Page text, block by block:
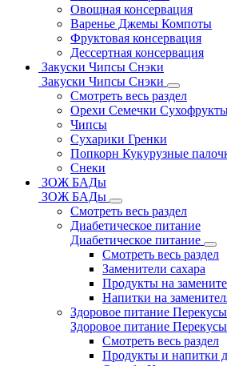
Овощная консервация
Варенье Джемы Компоты
Фруктовая консервация
Дессертная консервация
Закуски Чипсы Снэки
Закуски Чипсы Снэки
Смотреть весь раздел
Орехи Семечки
Чипсы
Сухарики Гренки
Попкорн Кукурузные
Снеки
ЗОЖ БАДы
ЗОЖ БАДы
Смотреть весь раздел
Диабетическое питание
Диабетическое питание
Смотреть весь раздел
Заменители сахара
Продукты на
Напитки на
Здоровое питание Перекусы
Здоровое питание Перекусы
Смотреть весь раздел
Продукты и напитки